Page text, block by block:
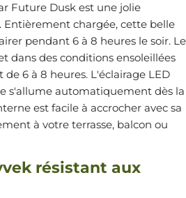
Future Dusk est une jolie
Entièrement chargée, cette belle
pendant 6 à 8 heures le soir. Le
dans des conditions ensoleillées
6 à 8 heures. L'éclairage LED
s'allume automatiquement dès la
est facile à accrocher avec sa
à votre terrasse, balcon ou
résistant aux